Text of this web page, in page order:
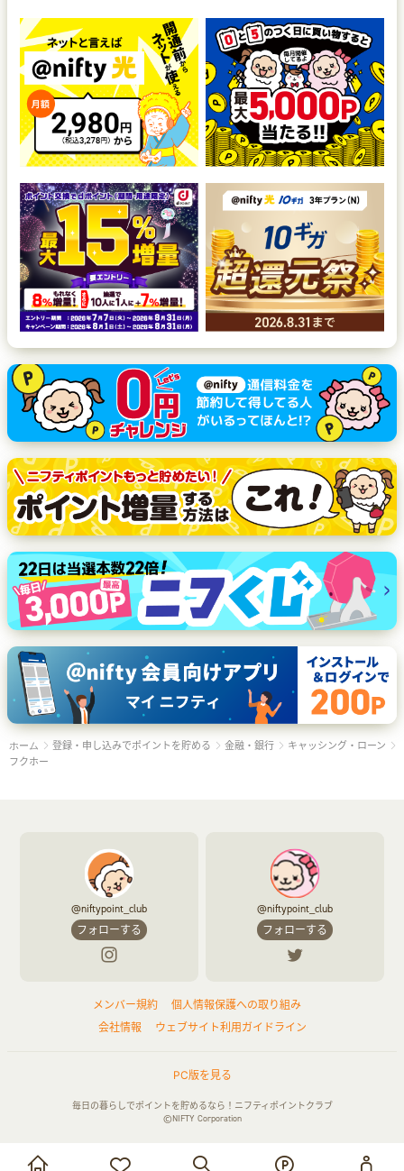
お買い物・サービス利用で貯める
ホーム 登録・申し込みでポイントを貯める 金融・銀行
キャッシング・ローン
フクホー
@niftypoint_club
フォローする
@niftypoint_club
フォローする
メンバー規約
個人情報保護への取り組み
会社情報
ウェブサイト利用ガイドライン
PC版を見る
毎日の暮らしでポイントを貯めるなら！ニフティポイントクラブ
©NIFTY Corporation